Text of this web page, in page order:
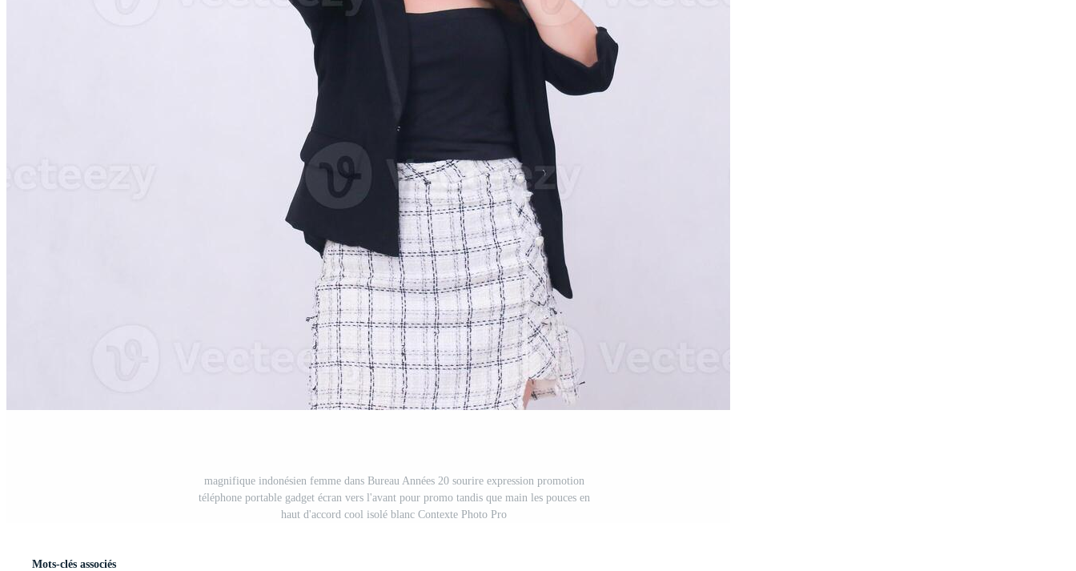
magnifique indonésien femme dans Bureau Années 20 sourire expression promotion
téléphone portable gadget écran vers l'avant pour promo tandis que main les pouces en
haut d'accord cool isolé blanc Contexte Photo Pro
Mots-clés associés